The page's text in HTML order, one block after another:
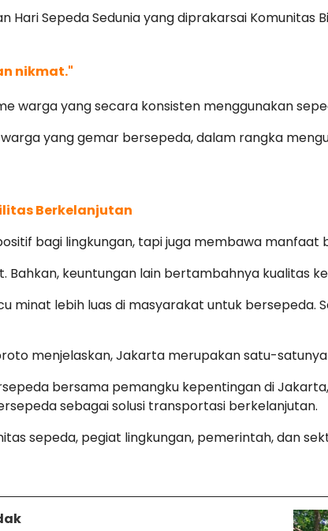
Sepeda Sedunia yang diprakarsai Komunitas
nikmat."
warga yang secara konsisten menggunakan
yang gemar bersepeda, dalam rangka
Berkelanjutan
bagi lingkungan, tapi juga membawa manfaat
Bahkan, keuntungan lain bertambahnya kualitas
minat lebih luas di masyarakat untuk bersepeda.
menjelaskan, Jakarta merupakan satu-
bersama pemangku kepentingan di
sebagai solusi transportasi berkelanjutan.
sepeda, pegiat lingkungan, pemerintah, dan